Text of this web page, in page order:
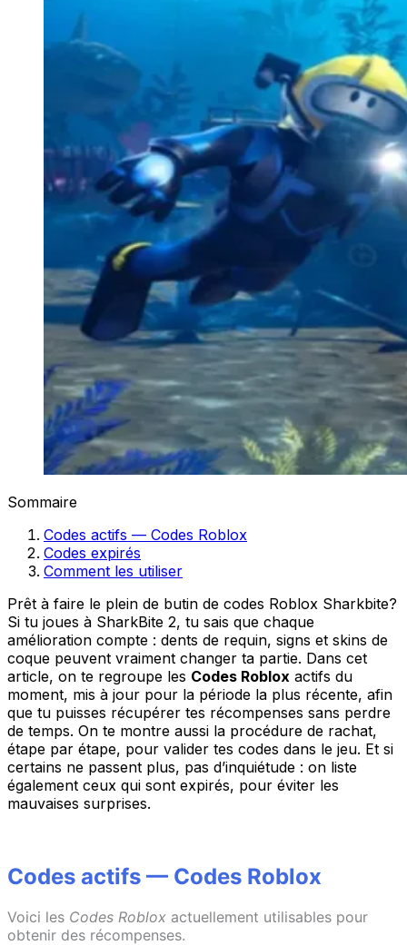
Sommaire
Codes actifs — Codes Roblox
Codes expirés
Comment les utiliser
Prêt à faire le plein de butin de codes Roblox Sharkbite?
Si tu joues à SharkBite 2, tu sais que chaque
amélioration compte : dents de requin, signs et skins de
coque peuvent vraiment changer ta partie. Dans cet
article, on te regroupe les Codes Roblox actifs du
moment, mis à jour pour la période la plus récente, afin
que tu puisses récupérer tes récompenses sans perdre
de temps. On te montre aussi la procédure de rachat,
étape par étape, pour valider tes codes dans le jeu. Et si
certains ne passent plus, pas d’inquiétude : on liste
également ceux qui sont expirés, pour éviter les
mauvaises surprises.
Codes actifs — Codes Roblox
Voici les Codes Roblox actuellement utilisables pour
obtenir des récompenses.